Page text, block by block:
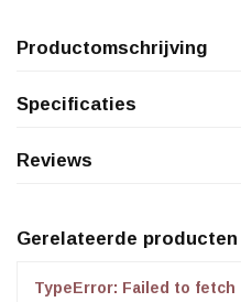
Productomschrijving
Specificaties
Reviews
Gerelateerde producten
TypeError: Failed to fetch